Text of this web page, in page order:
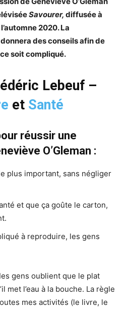
Savourer, diffusée à
2020. La
des conseils afin de
soit compliqué.
Lebeuf –
et Santé
réussir une
O’Gleman :
le plus important, sans négliger
et que ça goûte le carton,
à reproduire, les gens
gens oublient que le plat
met l’eau à la bouche. La règle
mes activités (le livre, le